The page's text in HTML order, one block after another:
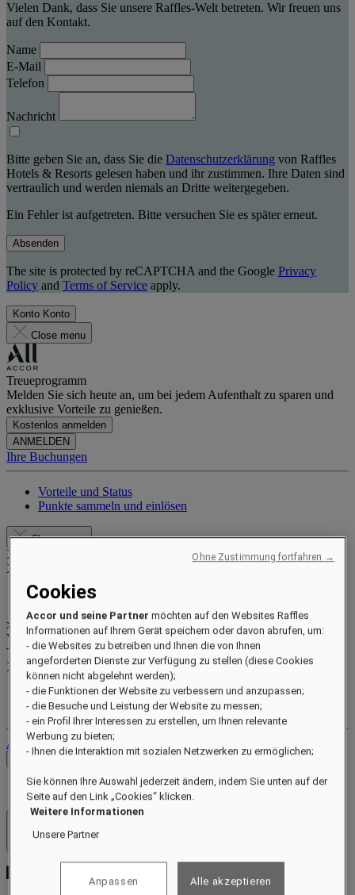
Vielen Dank, dass Sie unsere Raffles-Welt betreten. Wir freuen uns
auf den Kontakt.
Name
E-Mail
Telefon
Nachricht
Bitte geben Sie an, dass Sie die Datenschutzerklärung von Raffles
Hotels & Resorts gelesen haben und ihr zustimmen. Ihre Daten sind
vertraulich und werden niemals an Dritte weitergegeben.
Ein Fehler ist aufgetreten. Bitte versuchen Sie es später erneut.
Absenden
The site is protected by reCAPTCHA and the Google Privacy
Policy and Terms of Service apply.
Konto Konto
Close menu
Treueprogramm
Melden Sie sich heute an, um bei jedem Aufenthalt zu sparen und
exklusive Vorteile zu genießen.
Kostenlos anmelden
ANMELDEN
Ihre Buchungen
Vorteile und Status
Punkte sammeln und einlösen
Close menu
Xxxx Xxxxxxxxx
XXXXXX X XXXXXXXX X
xxxxxxxx
Valid untilxx/xx/xxxx
Treuepunkte
XXXpts
Ihr Treuekonto
Ihre Buchungen
Abmelden
Preise prüfen
Hotels und Resorts
Cookies
Accor und seine Partner möchten auf den Websites Raffles
Informationen auf Ihrem Gerät speichern oder davon abrufen, um:
- die Websites zu betreiben und Ihnen die von Ihnen
angeforderten Dienste zur Verfügung zu stellen (diese Cookies
können nicht abgelehnt werden);
- die Funktionen der Website zu verbessern und anzupassen;
- die Besuche und Leistung der Website zu messen;
- ein Profil Ihrer Interessen zu erstellen, um Ihnen relevante
Werbung zu bieten;
- Ihnen die Interaktion mit sozialen Netzwerken zu ermöglichen;
Sie können Ihre Auswahl jederzeit ändern, indem Sie unten auf der
Seite auf den Link „Cookies“ klicken.
Weitere Informationen
Unsere Partner
Anpassen Alle akzeptieren
Ohne Zustimmung fortfahren →